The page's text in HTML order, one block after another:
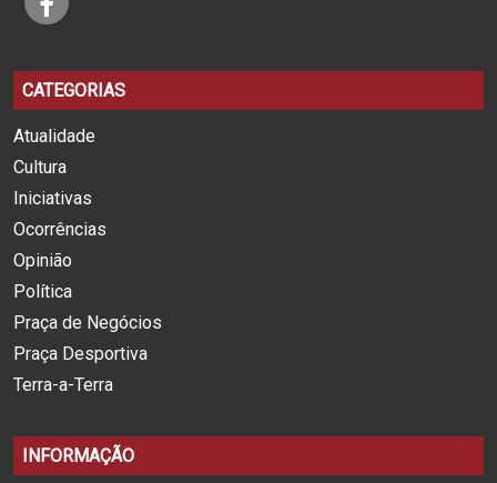
CATEGORIAS
Atualidade
Cultura
Iniciativas
Ocorrências
Opinião
Política
Praça de Negócios
Praça Desportiva
Terra-a-Terra
INFORMAÇÃO